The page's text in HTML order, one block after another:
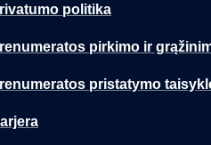
politika
pirkimo ir
pristatymo